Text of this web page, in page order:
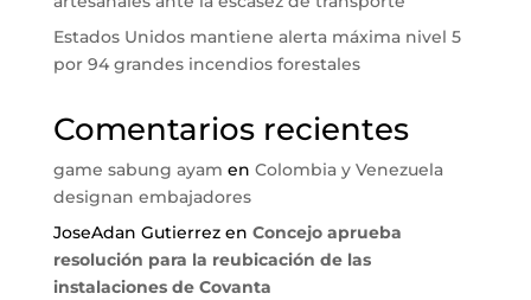
Estados Unidos mantiene alerta máxima nivel 5
por 94 grandes incendios forestales
Comentarios recientes
game sabung ayam en Colombia y Venezuela
designan embajadores
JoseAdan Gutierrezen Concejo aprueba
resolución para la reubicación de las
instalaciones de Covanta